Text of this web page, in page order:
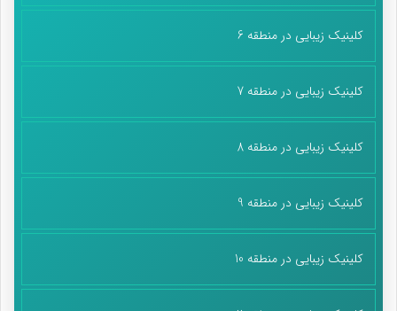
کلینیک زیبایی در منطقه 6
کلینیک زیبایی در منطقه 7
کلینیک زیبایی در منطقه 8
کلینیک زیبایی در منطقه 9
کلینیک زیبایی در منطقه 10